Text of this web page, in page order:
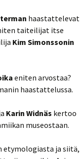
haastattelevat
taiteilijat itse
Kim Simonssonin
eniten arvostaa?
haastattelussa.
Karin Widnäs kertoo
museostaan.
etymologiasta ja siitä,